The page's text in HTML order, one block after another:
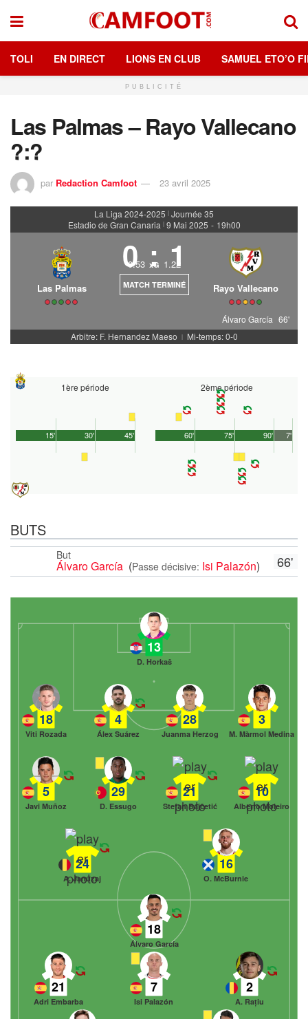
TOLI EN DIRECT LIONS EN CLUB SAMUEL ETO’O
PUBLICITÉ
Las Palmas – Rayo Vallecano
?:?
par Redaction Camfoot 23 avril 2025
La Liga 2024-2025 | Journée 35
Estadio de Gran Canaria | 9 Mai 2025 - 19h00
Las Palmas
0 : 1
0.53 xG 1.22
MATCH TERMINÉ Rayo Vallecano
Álvaro García 66'
Arbitre: F. Hernandez Maeso
| Mi-temps: 0-0
1ère période
45'
15' 30'
2ème période
90'
60' 75' 7'
BUTS
66'
But
Álvaro García (Passe décisive: Isi Palazón)
13
D. Horkaš
3
M. Màrmol Medina
28
Juanma Herzog
4
Álex Suárez
18
Viti Rozada
10
Alberto Moleiro
21
Stefan Bajčetić
29
D. Essugo
5
Javi Muñoz
16
O. McBurnie
24
A. Januzaj
21
Adri Embarba
7
Isi Palazón
2
A. Rațiu
18
Álvaro García